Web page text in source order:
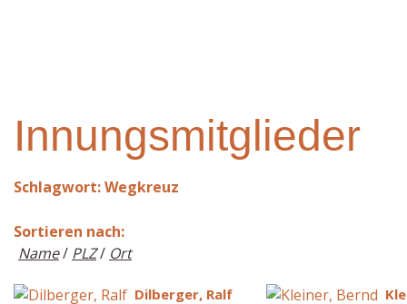
Innungsmitglieder
Schlagwort: Wegkreuz
Sortieren nach:
Name/ PLZ/ Ort
Dilberger, Ralf